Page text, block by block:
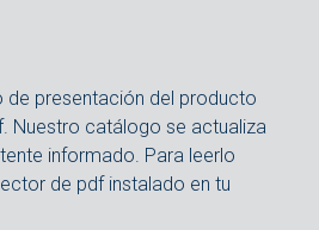
de presentación del producto
Nuestro catálogo se actualiza
informado. Para leerlo
de pdf instalado en tu